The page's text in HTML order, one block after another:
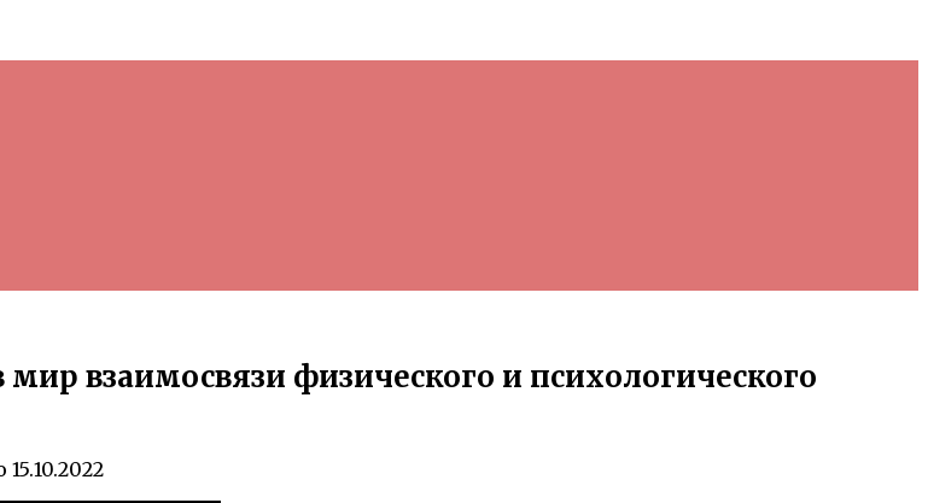
взаимосвязи физического и психологического
15.10.2022